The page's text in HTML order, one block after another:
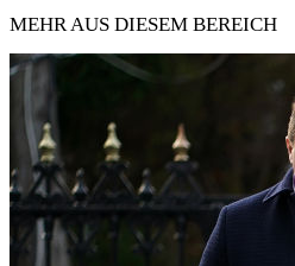
MEHR AUS DIESEM BEREICH